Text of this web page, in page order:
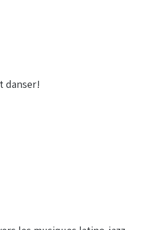
danser!